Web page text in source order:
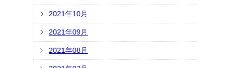
2021年10月
2021年09月
2021年08月